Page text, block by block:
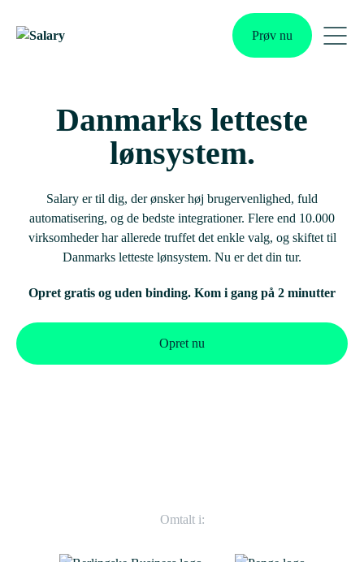
Prøv nu
Danmarks letteste
lønsystem.
Salary er til dig, der ønsker høj brugervenlighed, fuld
automatisering, og de bedste integrationer. Flere end 10.000
virksomheder har allerede truffet det enkle valg, og skiftet til
Danmarks letteste lønsystem. Nu er det din tur.
Opret gratis og uden binding. Kom i gang på 2 minutter
Opret nu
Omtalt i: